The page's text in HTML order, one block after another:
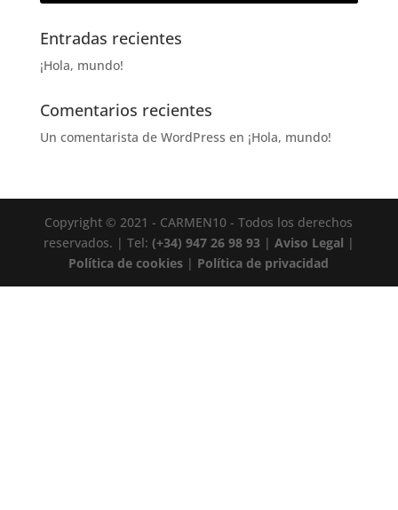
Entradas recientes
¡Hola, mundo!
Comentarios recientes
Un comentarista de WordPress en ¡Hola, mundo!
Copyright © 2021 - CARMEN10 - Todos los derechos
reservados. | Tel: (+34) 947 26 98 93| Aviso Legal |
Política de cookies | Política de privacidad